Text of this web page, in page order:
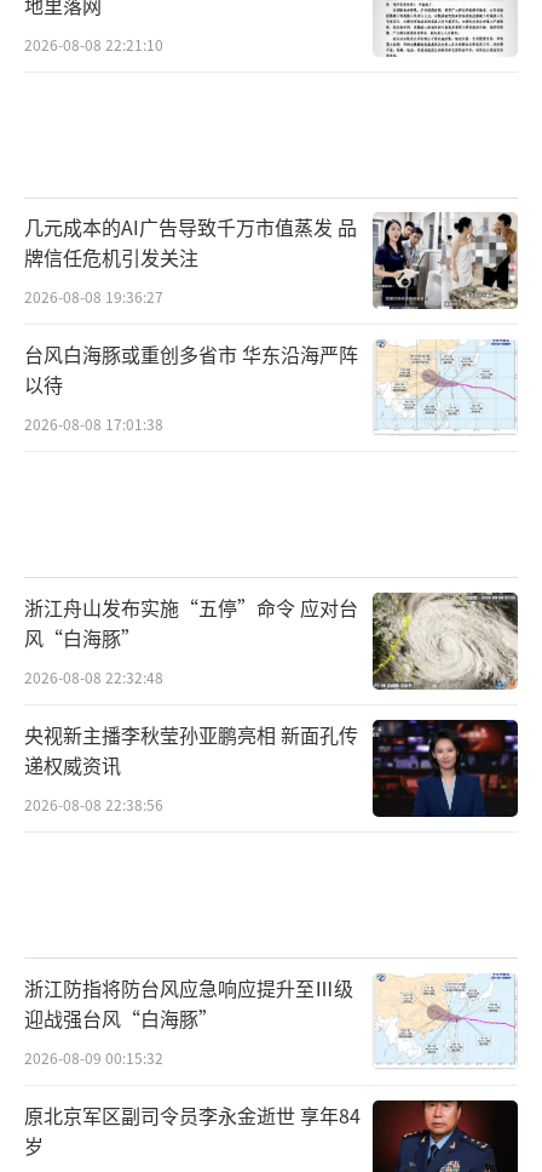
2026-08-08 22:21:10
几元成本的AI广告导致千万市值蒸发 品
牌信任危机引发关注
2026-08-08 19:36:27
台风白海豚或重创多省市 华东沿海严阵
以待
2026-08-08 17:01:38
浙江舟山发布实施“五停”命令 应对台
风“白海豚”
2026-08-08 22:32:48
央视新主播李秋莹孙亚鹏亮相 新面孔传
递权威资讯
2026-08-08 22:38:56
浙江防指将防台风应急响应提升至Ⅲ级
迎战强台风“白海豚”
2026-08-09 00:15:32
原北京军区副司令员李永金逝世 享年84
岁